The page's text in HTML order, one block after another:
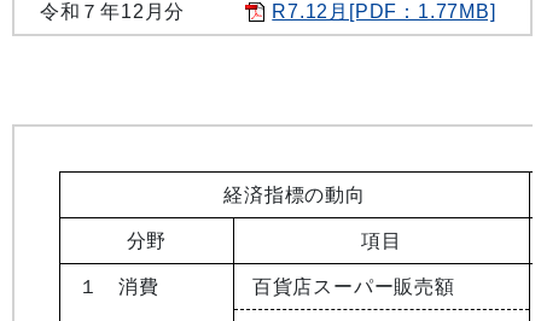
令和７年12月分 R7.12月[PDF：1.77MB]
経済指標の動向
分野 項目
１ 消費 百貨店スーパー販売額